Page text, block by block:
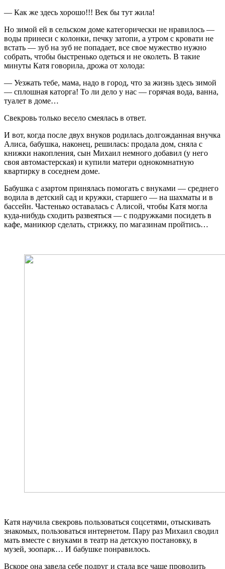
— Как же здесь хорошо!!! Век бы тут жила!
Но зимой ей в сельском доме категорически не нравилось —
воды принеси с колонки, печку затопи, а утром с кровати не
встать — зуб на зуб не попадает, все свое мужество нужно
собрать, чтобы быстренько одеться и не околеть. В такие
минуты Катя говорила, дрожа от холода:
— Уезжать тебе, мама, надо в город, что за жизнь здесь зимой
— сплошная каторга! То ли дело у нас — горячая вода, ванна,
туалет в доме…
Свекровь только весело смеялась в ответ.
И вот, когда после двух внуков родилась долгожданная внучка
Алиса, бабушка, наконец, решилась: продала дом, сняла с
книжки накопления, сын Михаил немного добавил (у него
своя автомастерская) и купили матери однокомнатную
квартирку в соседнем доме.
Бабушка с азартом принялась помогать с внуками — среднего
водила в детский сад и кружки, старшего — на шахматы и в
бассейн. Частенько оставалась с Алисой, чтобы Катя могла
куда-нибудь сходить развеяться — с подружками посидеть в
кафе, маникюр сделать, стрижку, по магазинам пройтись…
Катя научила свекровь пользоваться соцсетями, отыскивать
знакомых, пользоваться интернетом. Пару раз Михаил сводил
мать вместе с внуками в театр на детскую постановку, в
музей, зоопарк… И бабушке понравилось.
Вскоре она завела себе подруг и стала все чаще проводить